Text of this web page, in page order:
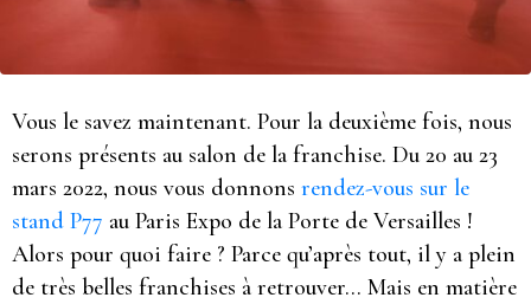
Vous le savez maintenant. Pour la deuxième fois, nous
serons présents au salon de la franchise. Du 20 au 23
mars 2022, nous vous donnons rendez-vous sur le
stand P77 au Paris Expo de la Porte de Versailles !
Alors pour quoi faire ? Parce qu’après tout, il y a plein
de très belles franchises à retrouver… Mais en matière